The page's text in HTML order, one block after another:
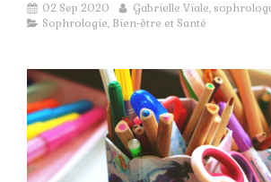
02 Sep 2020
Gabrielle Viale,
Sophrologie, Bien-être et Santé